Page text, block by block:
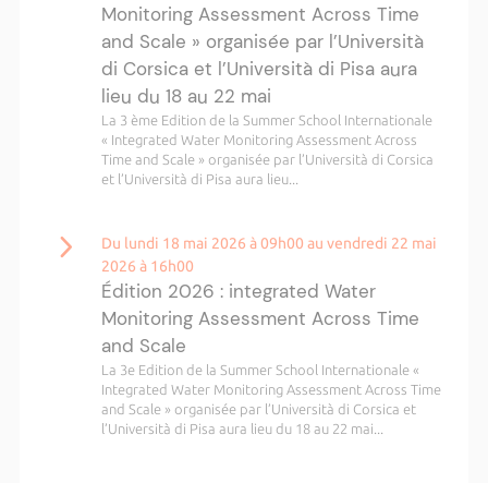
Monitoring Assessment Across Time
and Scale » organisée par l’Università
di Corsica et l’Università di Pisa aura
lieu du 18 au 22 mai
La 3 ème Edition de la Summer School Internationale
« Integrated Water Monitoring Assessment Across
Time and Scale » organisée par l’Università di Corsica
et l’Università di Pisa aura lieu...
Du lundi 18 mai 2026 à 09h00 au vendredi 22 mai
2026 à 16h00
Édition 2026 : integrated Water
Monitoring Assessment Across Time
and Scale
La 3e Edition de la Summer School Internationale «
Integrated Water Monitoring Assessment Across Time
and Scale » organisée par l’Università di Corsica et
l’Università di Pisa aura lieu du 18 au 22 mai...